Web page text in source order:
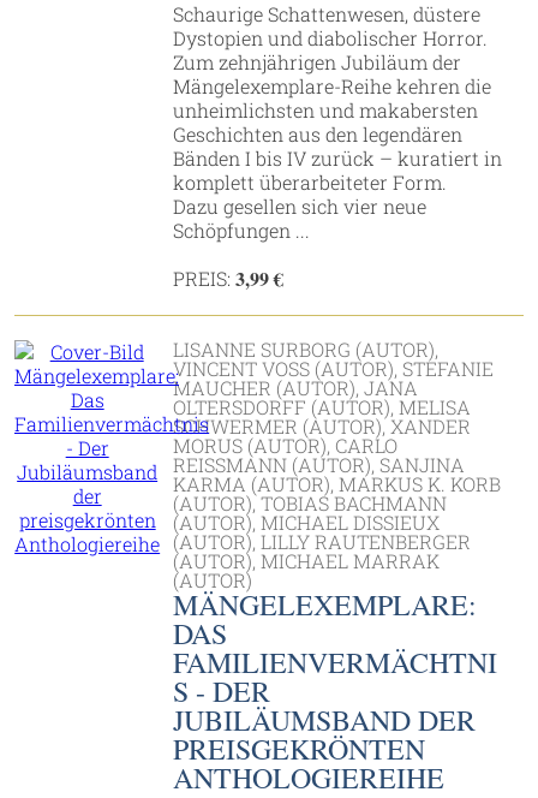
Schaurige Schattenwesen, düstere
Dystopien und diabolischer Horror.
Zum zehnjährigen Jubiläum der
Mängelexemplare-Reihe kehren die
unheimlichsten und makabersten
Geschichten aus den legendären
Bänden I bis IV zurück – kuratiert in
komplett überarbeiteter Form.
Dazu gesellen sich vier neue
Schöpfungen ...
PREIS: 3,99 €
LISANNE SURBORG (AUTOR),
VINCENT VOSS (AUTOR), STEFANIE
MAUCHER (AUTOR), JANA
OLTERSDORFF (AUTOR), MELISA
SCHWERMER (AUTOR), XANDER
MORUS (AUTOR), CARLO
REISSMANN (AUTOR), SANJINA K
ARMA (AUTOR), MARKUS K. KORB (
AUTOR), TOBIAS BACHMANN (
AUTOR), MICHAEL DISSIEUX (
AUTOR), LILLY RAUTENBERGER (
AUTOR), MICHAEL MARRAK (
AUTOR)
MÄNGELEXEMPLARE:
DAS
FAMILIENVERMÄCHTNI
S - DER
JUBILÄUMSBAND DER
PREISGEKRÖNTEN
ANTHOLOGIEREIHE